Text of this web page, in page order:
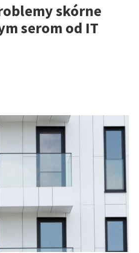
skórne
serom od IT